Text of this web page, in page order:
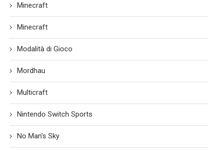
Minecraft
Minecraft
Modalità di Gioco
Mordhau
Multicraft
Nintendo Switch Sports
No Man's Sky